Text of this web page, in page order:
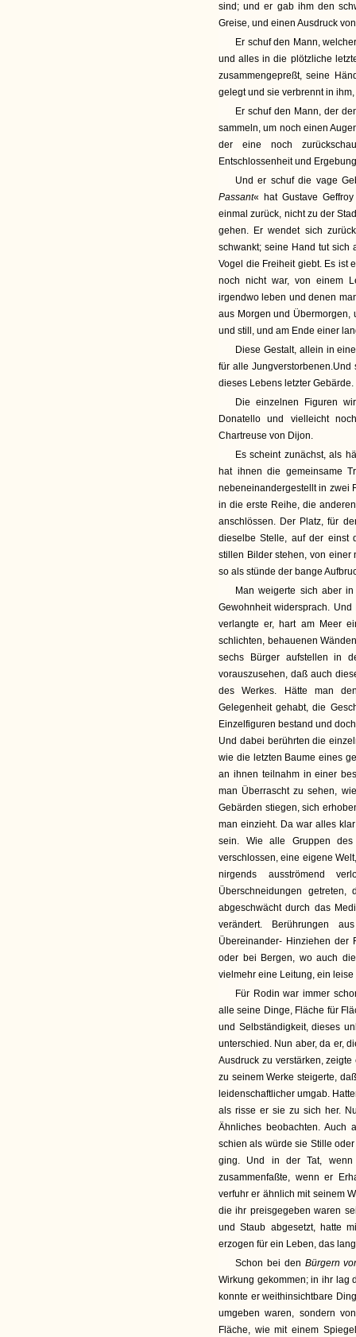
sind; und er gab ihm den
Greise, und einen Ausdruck
Er schuf den Mann,
und alles in die plötzliche
zusammengepreßt, seine
gelegt und sie verbrennt in
Er schuf den Mann, der
sammeln, um noch einen
der eine noch
Entschlossenheit und
Und er schuf die vage
Passant« hat Gustave
einmal zurück, nicht zu der
gehen. Er wendet sich
schwankt; seine Hand tut sich
Vogel die Freiheit giebt. Es ist
noch nicht war, von einem
irgendwo leben und denen
aus Morgen und Übermorgen,
und still, und am Ende einer
Diese Gestalt, allein in
für alle
dieses Lebens letzter Gebärde.
Die einzelnen Figuren
Donatello und vielleicht
Chartreuse von Dijon.
Es scheint zunächst, als
hat ihnen die gemeinsame
nebeneinandergestellt in zwei
in die erste Reihe, die
anschlössen. Der Platz, für
dieselbe Stelle, auf der einst
stillen Bilder stehen, von einer
so als stünde der bange
Man weigerte sich aber
Gewohnheit widersprach.
verlangte er, hart am Meer
schlichten, behauenen
sechs Bürger aufstellen in
vorauszusehen, daß auch
des Werkes. Hätte man
Gelegenheit gehabt, die
Einzelfiguren bestand und
Und dabei berührten die
wie die letzten Baume eines
an ihnen teilnahm in einer
man Überrascht zu sehen,
Gebärden stiegen, sich
man einzieht. Da war alles
sein. Wie alle Gruppen
verschlossen, eine eigene
nirgends ausströmend
Überschneidungen
abgeschwächt durch das
verändert. Berührungen
Übereinander- Hinziehen der
oder bei Bergen, wo auch
vielmehr eine Leitung, ein
Für Rodin war immer
alle seine Dinge, Fläche für
und Selbständigkeit, dieses
unterschied. Nun aber, da er,
Ausdruck zu verstärken,
zu seinem Werke steigerte,
leidenschaftlicher umgab.
als risse er sie zu sich her.
Ähnliches beobachten. Auch
schien als würde sie Stille
ging. Und in der Tat, wenn
zusammenfaßte, wenn er
verfuhr er ähnlich mit seinem
die ihr preisgegeben waren
und Staub abgesetzt, hatte
erzogen für ein Leben, das
Schon bei den Bürgern
Wirkung gekommen; in ihr lag
konnte er weithinsichtbare
umgeben waren, sondern
Fläche, wie mit einem